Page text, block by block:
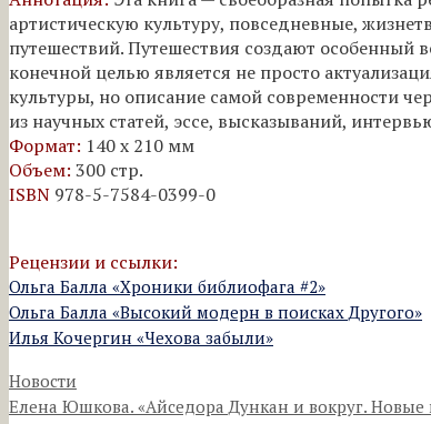
артистическую культуру, повседневные,
путешествий. Путешествия создают особенный
конечной целью является не просто
культуры, но описание самой современности
из научных статей, эссе, высказываний,
Формат: 140 х 210 мм
Объем: 300 стр.
ISBN 978-5-7584-0399-0
Рецензии и ссылки:
Ольга Балла «Хроники библиофага #2»
Ольга Балла «Высокий модерн в поисках Другого»
Илья Кочергин «Чехова забыли»
Рубрики
Новости
Елена Юшкова. «Айседора Дункан и вокруг.